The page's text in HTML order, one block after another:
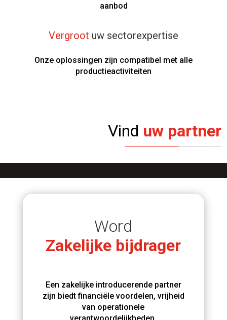
aanbod
Vergroot uw sectorexpertise
Onze oplossingen zijn compatibel met alle
productieactiviteiten
Vind uw partner
Word
Zakelijke bijdrager
Een zakelijke introducerende partner
zijn biedt financiële voordelen, vrijheid
van operationele